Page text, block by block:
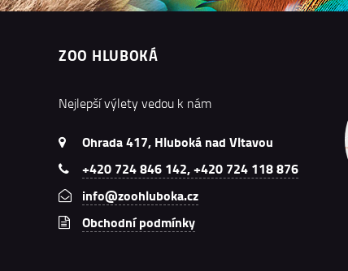
ZOO HLUBOKÁ
Nejlepší výlety vedou k nám
Ohrada 417, Hluboká nad Vltavou
+420 724 846 142, +420 724 118 876
info@zoohluboka.cz
Obchodní podmínky